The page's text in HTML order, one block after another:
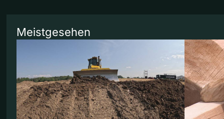
Meistgesehen